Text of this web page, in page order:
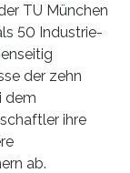
TU München
50 Industrie-
der zehn
dem
ihre
ab.